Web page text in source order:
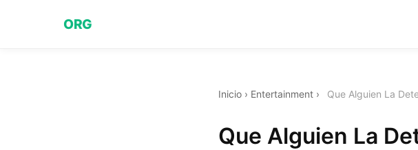
ORG
Inicio › Entertainment › Que Alguien La
Que Alguien La